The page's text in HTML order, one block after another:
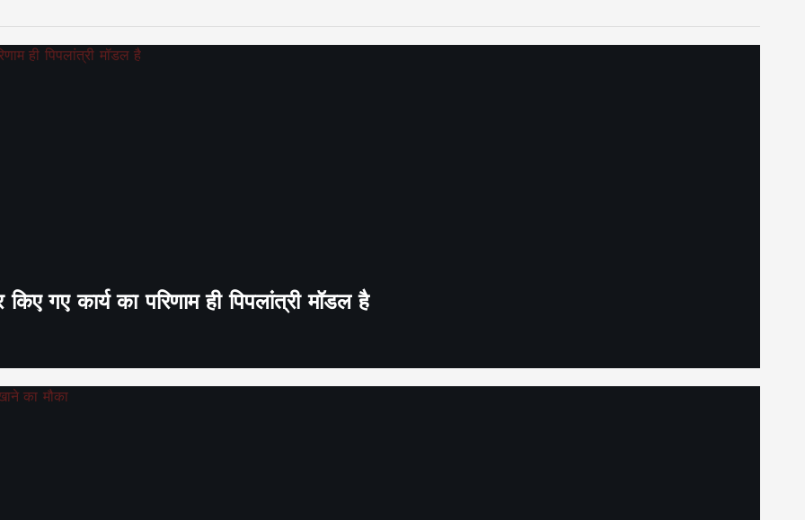
गए कार्य का परिणाम ही पिपलांत्री मॉडल है